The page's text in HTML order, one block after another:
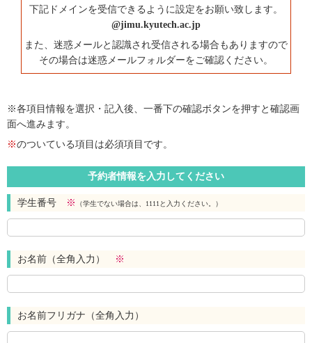
下記ドメインを受信できるように設定をお願い致します。
@jimu.kyutech.ac.jp
また、迷惑メールと認識され受信される場合もありますので
その場合は迷惑メールフォルダーをご確認ください。
※各項目情報を選択・記入後、一番下の確認ボタンを押すと確認画
面へ進みます。
※のついている項目は必須項目です。
予約者情報を入力してください
学生番号 ※ （学生でない場合は、1111と入力ください。）
お名前（全角入力） ※
お名前フリガナ（全角入力）